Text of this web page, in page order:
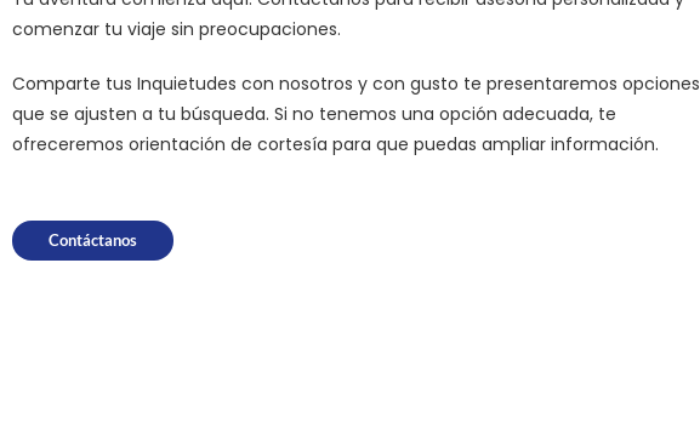
comenzar tu viaje sin preocupaciones.
Comparte tus Inquietudes con nosotros y con gusto te presentaremos opciones
que se ajusten a tu búsqueda. Si no tenemos una opción adecuada, te
ofreceremos orientación de cortesía para que puedas ampliar información.
Contáctanos